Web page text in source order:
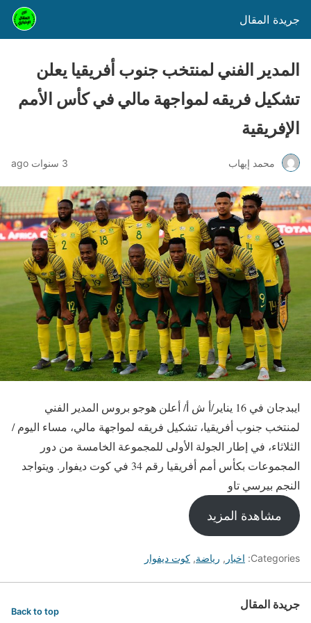
جريدة المقال
المدير الفني لمنتخب جنوب أفريقيا يعلن
تشكيل فريقه لمواجهة مالي في كأس الأمم
الإفريقية
محمد إيهاب 3 سنوات ago
ايبدجان في 16 يناير/أ ش أ/ أعلن هوجو بروس المدير الفني
لمنتخب جنوب أفريقيا، تشكيل فريقه لمواجهة مالي، مساء اليوم /
الثلاثاء، في إطار الجولة الأولى للمجموعة الخامسة من دور
المجموعات بكأس أمم أفريقيا رقم 34 في كوت ديفوار. ويتواجد
النجم بيرسي تاو
مشاهدة المزيد
Categories: اخبار , رياضة, كوت ديفوار
جريدة المقال Back to top